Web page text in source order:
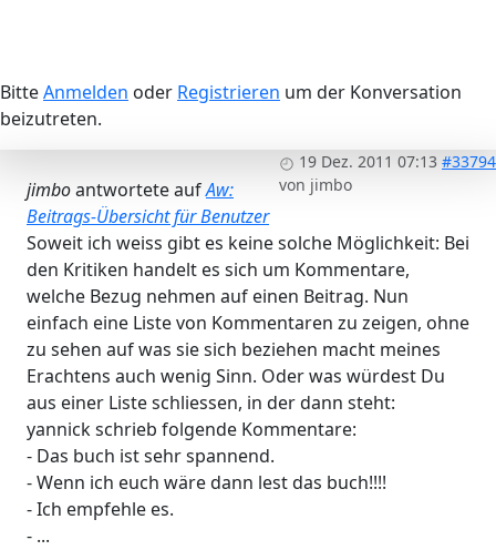
BitteAnmelden oder Registrieren um der Konversation
beizutreten.
19 Dez. 2011 07:13 #33794
von jimbo
jimboantwortete aufAw:
Beitrags-Übersicht für Benutzer
Soweit ich weiss gibt es keine solche Möglichkeit: Bei
den Kritiken handelt es sich um Kommentare,
welche Bezug nehmen auf einen Beitrag. Nun
einfach eine Liste von Kommentaren zu zeigen, ohne
zu sehen auf was sie sich beziehen macht meines
Erachtens auch wenig Sinn. Oder was würdest Du
aus einer Liste schliessen, in der dann steht:
yannick schrieb folgende Kommentare:
- Das buch ist sehr spannend.
- Wenn ich euch wäre dann lest das buch!!!!
- Ich empfehle es.
- ...